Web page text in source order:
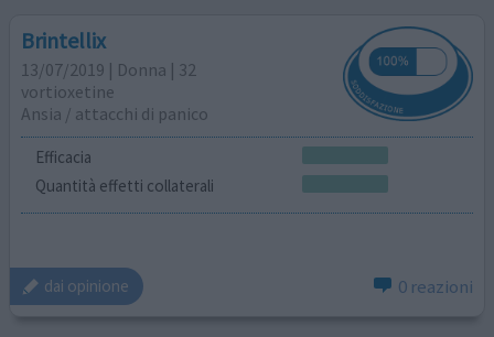
Brintellix
13/07/2019 | Donna | 32
vortioxetine
Ansia / attacchi di panico
Efficacia
Quantità effetti collaterali
dai opinione 0 reazioni